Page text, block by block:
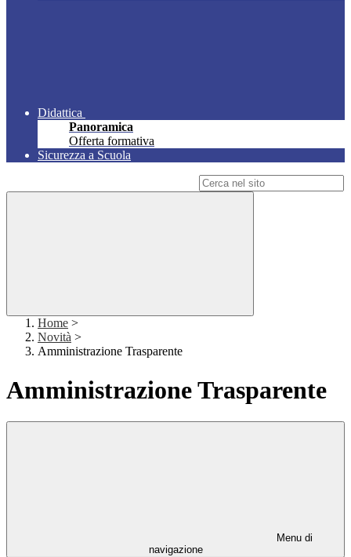
Didattica
Panoramica
Offerta formativa
Sicurezza a Scuola
Home >
Novità >
Amministrazione Trasparente
Amministrazione Trasparente
Menu di
navigazione